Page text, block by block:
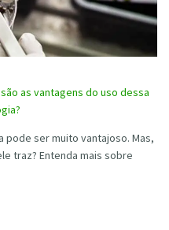
as vantagens do uso dessa
pode ser muito vantajoso. Mas,
traz? Entenda mais sobre